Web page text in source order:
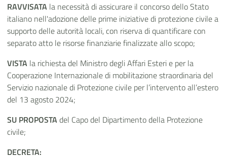
RAVVISATA la necessità di assicurare il concorso dello Stato
italiano nell'adozione delle prime iniziative di protezione civile a
supporto delle autorità locali, con riserva di quantificare con
separato atto le risorse finanziarie finalizzate allo scopo;
VISTA la richiesta del Ministro degli Affari Esteri e per la
Cooperazione Internazionale di mobilitazione straordinaria del
Servizio nazionale di Protezione civile per l’intervento all’estero
del 13 agosto 2024;
SU PROPOSTAdel Capo del Dipartimento della Protezione
civile;
DECRETA: